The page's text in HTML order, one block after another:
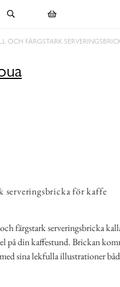
OCH FÄRGSTARK
för kaffe
färgstark serveringsbricka
på din kaffestund. Brickan
sina lekfulla illustrationer